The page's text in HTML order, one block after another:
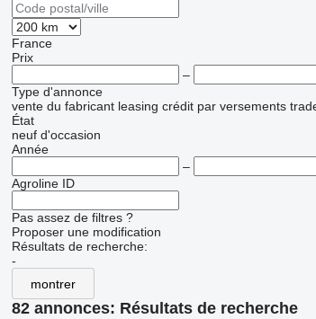
France
Prix
–
Type d'annonce
vente du fabricant leasing crédit par versements
État
neuf d'occasion
Année
–
Agroline ID
Pas assez de filtres ?
Proposer une modification
Résultats de recherche:
-
montrer
82 annonces: Résultats de recherche